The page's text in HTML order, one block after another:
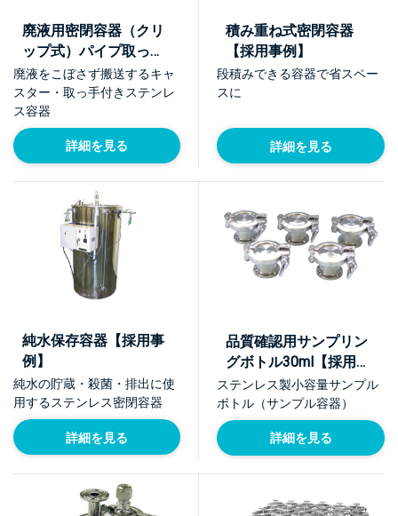
廃液用密閉容器（クリ
ップ式）パイプ取っ
手、キャスター、バル
ブ付き【採用事例】
廃液をこぼさず搬送するキャ
スター・取っ手付きステンレ
ス容器
詳細を見る
積み重ね式密閉容器
【採用事例】
段積みできる容器で省スペー
スに
詳細を見る
純水保存容器【採用事
例】
純水の貯蔵・殺菌・排出に使
用するステンレス密閉容器
詳細を見る
品質確認用サンプリン
グボトル30ml【採用事
例】
ステンレス製小容量サンプル
ボトル（サンプル容器）
詳細を見る